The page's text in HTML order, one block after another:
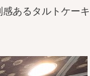
あるタルトケーキ